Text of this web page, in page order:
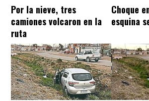
Por la nieve, tres
camiones volcaron en la
ruta
Choque
esquina